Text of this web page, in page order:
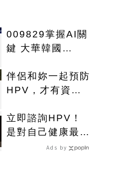
009829掌握AI關
鍵 大華韓國
開募
伴侶和妳一起預防
HPV，才有資格
立即諮詢HPV！
是對自己健康最好
的投資，把握現在
Ads by